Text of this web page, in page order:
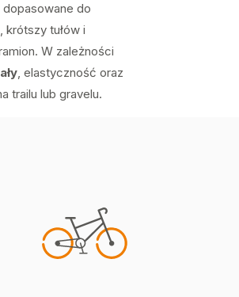
do
tułów i
W zależności
, elastyczność oraz
trailu lub gravelu.